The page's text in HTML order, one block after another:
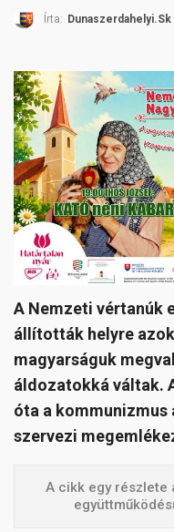
Írta: Dunaszerdahelyi.sk
A Nemzeti vértanúk
állították helyre
magyarságuk
áldozatokká váltak.
óta a
szervezi
A cikk egy részlete